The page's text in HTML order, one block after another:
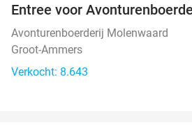
Entree voor
Avonturenboerderij Molenwaard
Groot-Ammers
Verkocht: 8.643